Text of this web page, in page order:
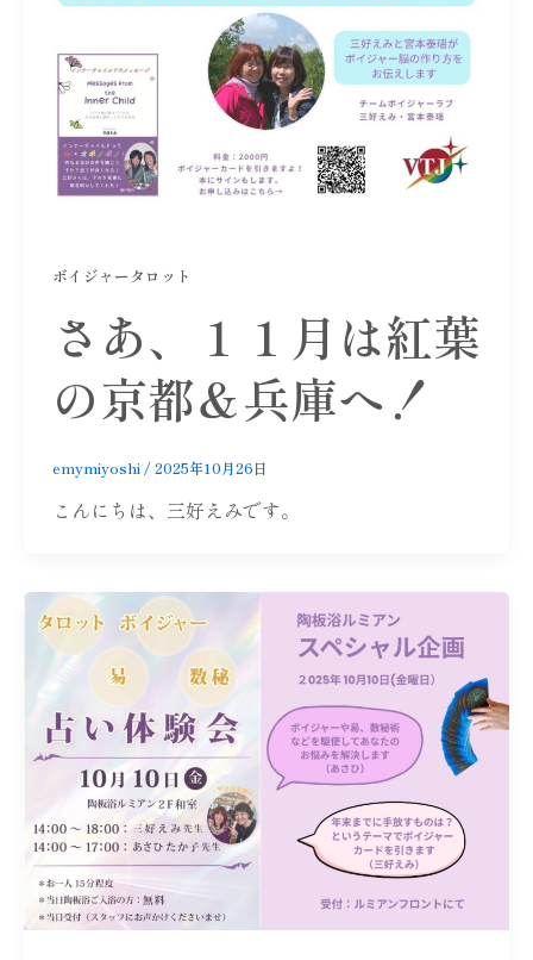
ボイジャータロット
さあ、１１月は紅葉
の京都＆兵庫へ！
emymiyoshi /2025年10月26日
こんにちは、三好えみです。